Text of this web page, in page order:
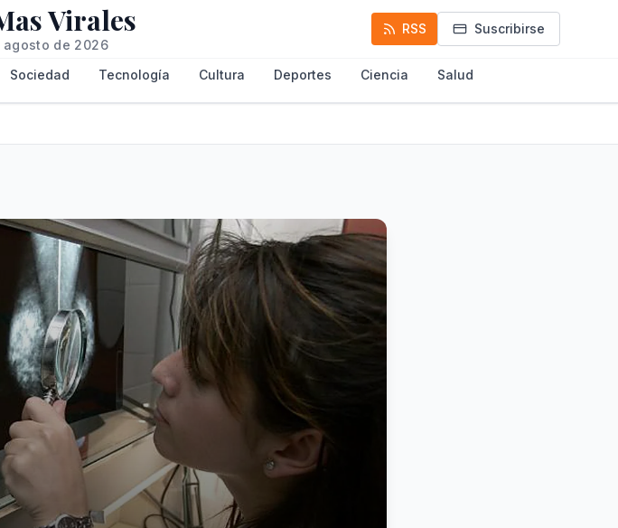
Virales
de 2026
RSS Suscribirse
Sociedad Tecnología Cultura Deportes Ciencia Salud